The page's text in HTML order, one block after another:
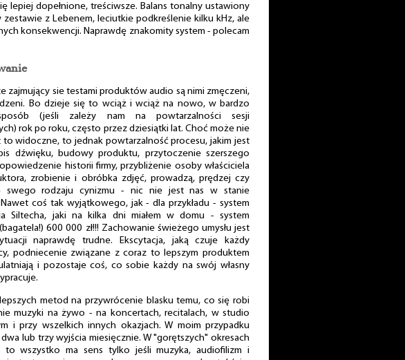
lepiej dopełnione, treściwsze. Balans tonalny ustawiony
zestawie z Lebenem, leciutkie podkreślenie kilku kHz, ale
konsekwencji. Naprawdę znakomity system - polecam
zajmujący sie testami produktów audio są nimi zmęczeni,
Bo dzieje się to wciąż i wciąż na nowo, w bardzo
(jeśli zależy nam na powtarzalności sesji
rok po roku, często przez dziesiątki lat. Choć może nie
to widoczne, to jednak powtarzalność procesu, jakim jest
dźwięku, budowy produktu, przytoczenie szerszego
historii firmy, przybliżenie osoby właściciela
zrobienie i obróbka zdjęć, prowadzą, prędzej czy
swego rodzaju cynizmu - nic nie jest nas w stanie
coś tak wyjątkowego, jak - dla przykładu - system
Siltecha, jaki na kilka dni miałem w domu - system
600 000 zł!!! Zachowanie świeżego umysłu jest
naprawdę trudne. Ekscytacja, jaką czuje każdy
podniecenie związane z coraz to lepszym produktem
i pozostaje coś, co sobie każdy na swój własny
metod na przywrócenie blasku temu, co się robi
muzyki na żywo - na koncertach, recitalach, w studio
i przy wszelkich innych okazjach. W moim przypadku
lub trzy wyjścia miesięcznie. W "gorętszych" okresach
to wszystko ma sens tylko jeśli muzyka, audiofilizm i